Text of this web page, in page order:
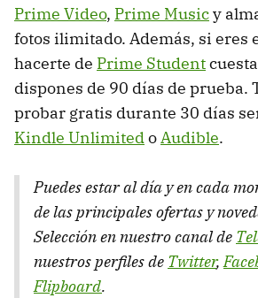
Prime Video, Prime Musicy
fotos ilimitado. Además, si eres
hacerte de Prime Student
dispones de 90 días de prueba.
probar gratis durante 30 días
Kindle UnlimitedoAudible.
Puedes estar al día y en cada
de las principales ofertas y
Selección en nuestro canal de
nuestros perfiles de Twitter,
Flipboard.